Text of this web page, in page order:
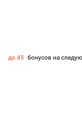
до 45 бонусов на